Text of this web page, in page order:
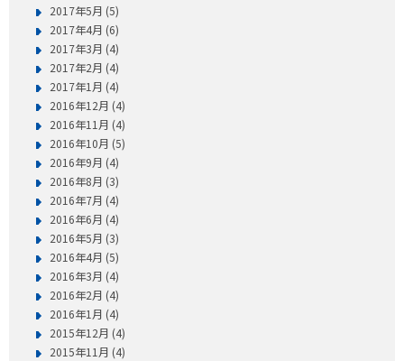
2017年5月 (5)
2017年4月 (6)
2017年3月 (4)
2017年2月 (4)
2017年1月 (4)
2016年12月 (4)
2016年11月 (4)
2016年10月 (5)
2016年9月 (4)
2016年8月 (3)
2016年7月 (4)
2016年6月 (4)
2016年5月 (3)
2016年4月 (5)
2016年3月 (4)
2016年2月 (4)
2016年1月 (4)
2015年12月 (4)
2015年11月 (4)